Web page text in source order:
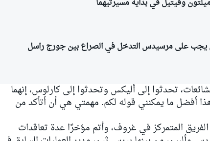
يجب على مرسيدس التدخل في الصراع بين جورج راسل
تحدثوا إلى أليكس وتحدثوا إلى كارلوس، إنهما
أفضل ما يمكنني قوله لكم. مهمتي هي أن أتأكد من
المتمركز في غروف، وأتم مؤخرًا عدة تعاقدات